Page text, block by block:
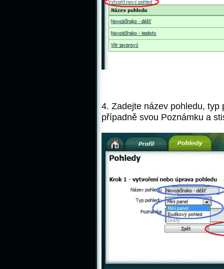
4. Zadejte název pohledu,
případně svou Poznámku a